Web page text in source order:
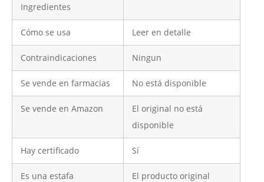
Ingredientes
Cómo se usa Leer en detalle
Contraindicaciones Ningun
Se vende en farmacias No está disponible
Se vende en Amazon
El original no está
disponible
Hay certificado Sí
Es una estafa
El producto original